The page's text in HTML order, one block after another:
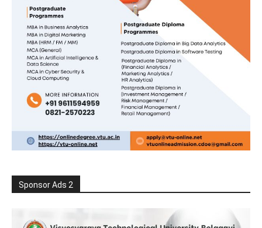
Sponsor Ads 2